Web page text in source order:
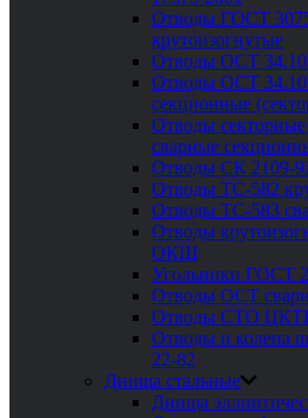
Отводы ГОСТ
крутоизогнутые
Отводы ОСТ
Отводы ОСТ
секционные
Отводы
сварные
Отводы СК 2109-
Отводы ТС-582
Отводы ТС-583
Отводы
ОКШ
Угольники ГОСТ
Отводы ОСТ
Отводы СТО
Отводы и колена
22-82
Днища стальные
Днища